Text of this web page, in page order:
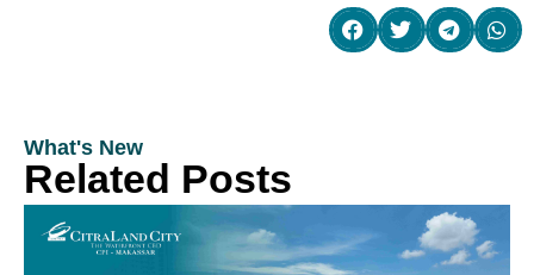
What's New
Related Posts